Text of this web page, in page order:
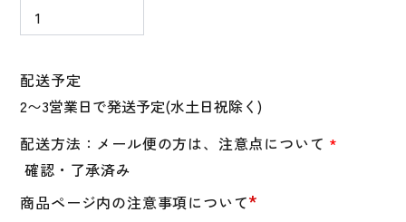
商品ページ内の注意事項について*
配送予定
配送方法：メール便の方は、注意点について *
確認・了承済み
ー
ス
ン
ズ
Lizard
Skins
DSP